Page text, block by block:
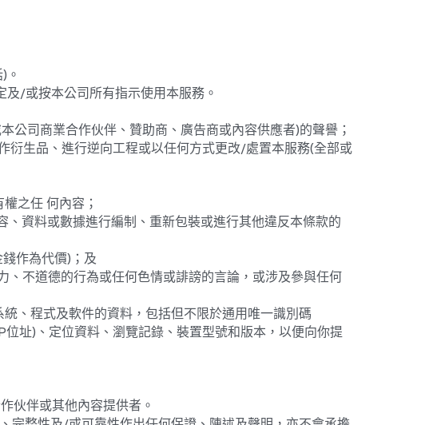
/或按本公司所有指示使用本服務。
司商業合作伙伴、贊助商、廣告商或內容供應者)的聲譽；
生品、進行逆向工程或以任何方式更改/處置本服務(全部或
之任 何內容；
資料或數據進行編制、重新包裝或進行其他違反本條款的
作為代價)；及
不道德的行為或任何色情或誹謗的言論，或涉及參與任何
、程式及軟件的資料，包括但不限於通用唯一識別碼
)、定位資料、瀏覽記錄、裝置型號和版本，以便向你提
伙伴或其他內容提供者。
整性及/或可靠性作出任何保證、陳述及聲明，亦不會承擔